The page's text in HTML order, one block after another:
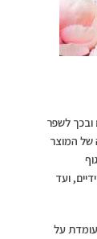
ובכך לשפר
של המוצר
ועד
על